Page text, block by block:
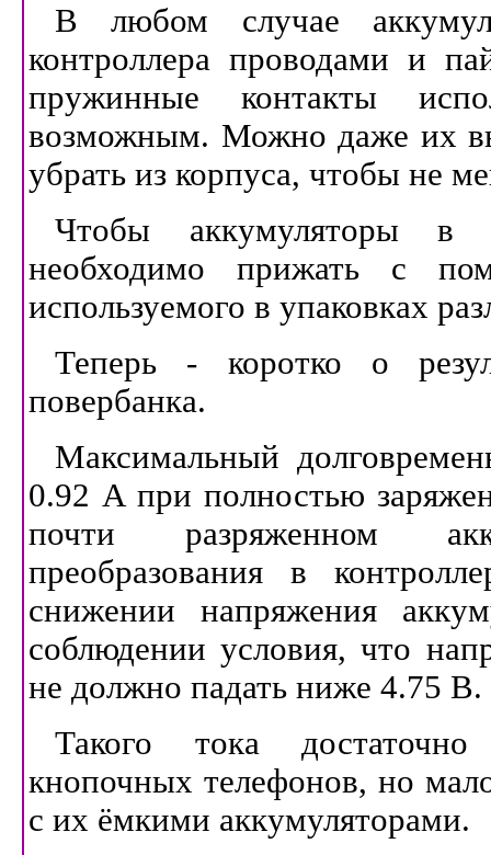
В любом случае
контроллера проводами и
пружинные контакты
возможным. Можно даже их
убрать из корпуса, чтобы не
Чтобы аккумуляторы в
необходимо прижать с
используемого в упаковках
Теперь - коротко о
повербанка.
Максимальный
0.92 А при полностью
почти разряженном
преобразования в
снижении напряжения
соблюдении условия, что
не должно падать ниже 4.75 В.
Такого тока
кнопочных телефонов, но
с их ёмкими аккумуляторами.